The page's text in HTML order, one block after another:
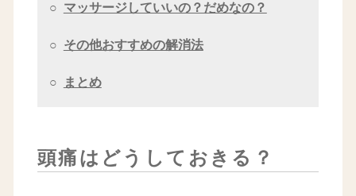
○ マッサージしていいの？だめなの？
○ その他おすすめの解消法
○ まとめ
頭痛はどうしておきる？